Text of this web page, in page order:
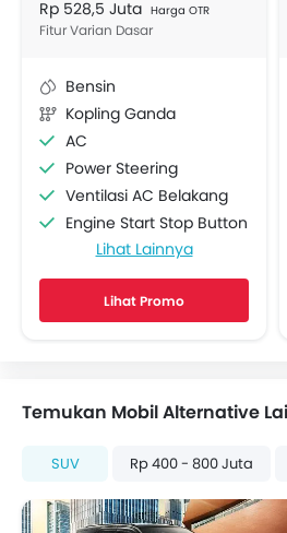
Rp 528,5 Juta Harga OTR
Fitur Varian Dasar
Bensin
Kopling Ganda
AC
Power Steering
Ventilasi AC Belakang
Engine Start Stop Button
Lingkar kemudi Dengan Tombol Multi Fungsi
Radio AM/FM
Speaker depan
Pembuka Bagasi
Power Window- Belakang
Lampu Pengingat Jumlah Bahan Bakar
Adjustable Seats
Lihat Lainnya
Lihat Promo
Temukan Mobil Alternative
SUV Rp 400 - 800 Juta